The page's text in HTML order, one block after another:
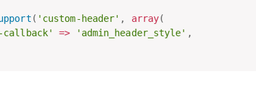
( 'custom-header' , array(
callback'
=> 'admin_header_style' ,